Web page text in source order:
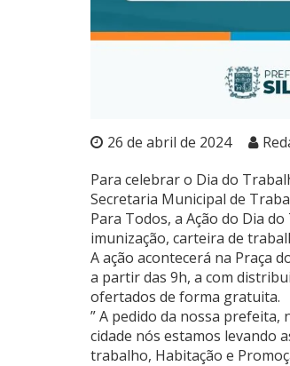
26 de abril de 2024
Para celebrar o Dia do
Secretaria Municipal de
Para Todos, a Ação do Dia
imunização, carteira de
A ação acontecerá na Praça
a partir das 9h, a com
ofertados de forma gratuita.
” A pedido da nossa
cidade nós estamos levando
trabalho, Habitação e